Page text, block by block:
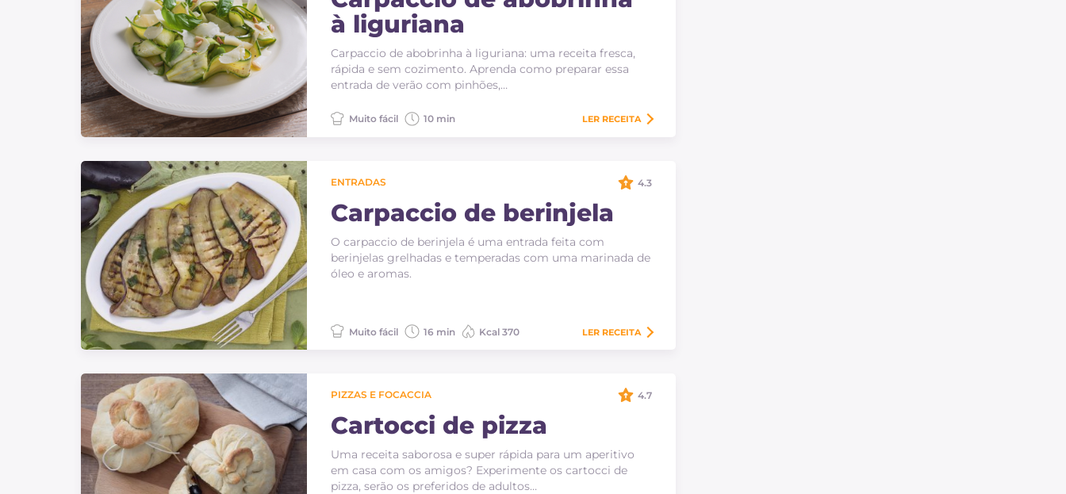
Ultimas receitas
IT Website
YouTube
à liguriana
Carpaccio de abobrinha à liguriana: uma receita fresca,
rápida e sem cozimento. Aprenda como preparar essa
entrada de verão com pinhões,…
Muito fácil 10 min LER RECEITA
ENTRADAS
Carpaccio de berinjela
O carpaccio de berinjela é uma entrada feita com
berinjelas grelhadas e temperadas com uma marinada de
óleo e aromas.
4.3
Muito fácil 16 min Kcal 370 LER RECEITA
PIZZAS E FOCACCIA
Cartocci de pizza
Uma receita saborosa e super rápida para um aperitivo
em casa com os amigos? Experimente os cartocci de
pizza, serão os preferidos de adultos…
4.7